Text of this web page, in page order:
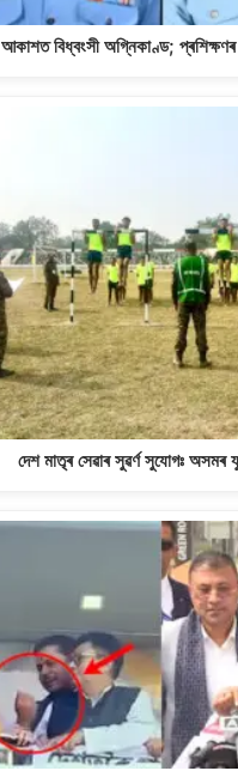
আকাশত বিধ্বংসী অগ্নিকাণ্ড; প্ৰশিক্ষণৰ
দেশ মাতৃৰ সেৱাৰ সুৱৰ্ণ সুযোগঃ অসমৰ